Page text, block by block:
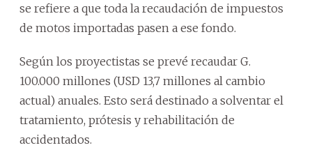
se refiere a que toda la recaudación de impuestos
de motos importadas pasen a ese fondo.
Según los proyectistas se prevé recaudar G.
100.000 millones (USD 13,7 millones al cambio
actual) anuales. Esto será destinado a solventar el
tratamiento, prótesis y rehabilitación de
accidentados.